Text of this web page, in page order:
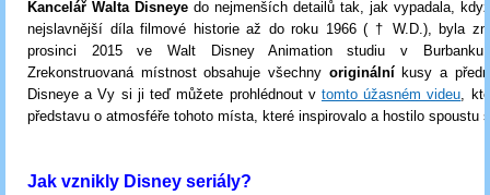
Kancelář Walta Disneye do nejmenších detailů tak, jak vypadala,
nejslavnější díla filmové historie až do roku 1966 ( † W.D.), byla
prosinci 2015 ve Walt Disney Animation studiu v
Zrekonstruovaná místnost obsahuje všechny originální kusy a
Disneye a Vy si ji teď můžete prohlédnout v tomto úžasném videu,
představu o atmosféře tohoto místa, které inspirovalo a hostilo spoustu
Jak vznikly Disney seriály?